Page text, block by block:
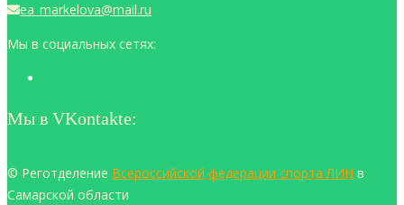
ea_markelova@mail.ru
Мы в социальных сетях:
Мы в VKontakte:
© Реготделение Всероссийской федерации спорта ЛИН в
Самарской области